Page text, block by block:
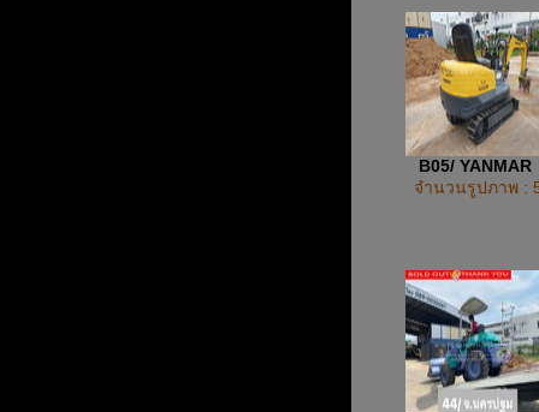
B05/ YANMAR
จำนวนรูปภาพ :